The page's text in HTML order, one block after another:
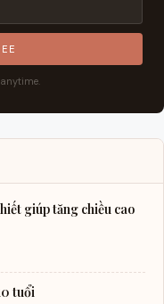
giúp tăng chiều cao
tuổi